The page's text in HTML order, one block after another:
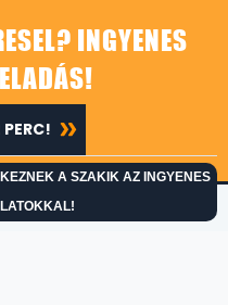
INGYENES
A SZAKIK AZ INGYENES